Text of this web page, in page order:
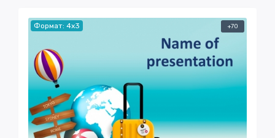
Формат: 4x3 +70